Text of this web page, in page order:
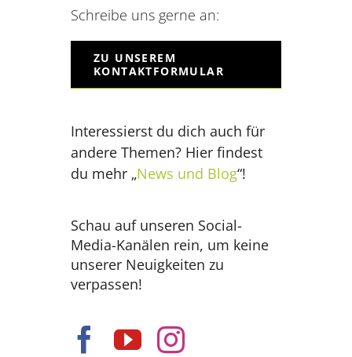
Schreibe uns gerne an:
ZU UNSEREM
KONTAKTFORMULAR
Interessierst du dich auch für
andere Themen? Hier findest
du mehr „News und Blog“!
Schau auf unseren Social-
Media-Kanälen rein, um keine
unserer Neuigkeiten zu
verpassen!